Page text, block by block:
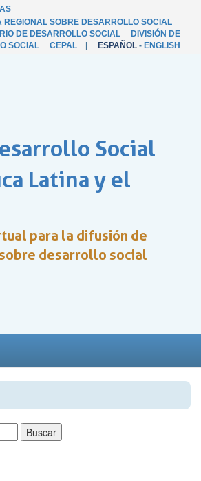
REGIONAL SOBRE DESARROLLO SOCIAL
DE DESARROLLO SOCIAL
DIVISIÓN DE
SOCIAL
CEPAL ESPAÑOL - ENGLISH
Social
Latina y el
para la difusión de
desarrollo social